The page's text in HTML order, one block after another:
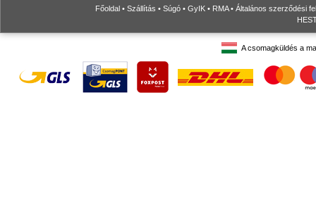
Főoldal • Szállítás • Súgó • GyIK • RMA• Általános szerződési
A csomagküldés a